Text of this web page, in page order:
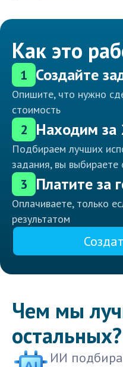
Как это
1 Создайте
Опишите, что нужно
стоимость
2 Находим за
Подбираем лучших
задания, вы выбираете
3 Платите за
Оплачиваете, только
результатом
Чем мы
остальных?
ИИ